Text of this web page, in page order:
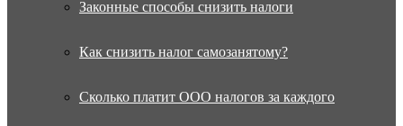
Законные способы снизить налоги
Как снизить налог самозанятому?
Сколько платит ООО налогов за каждого